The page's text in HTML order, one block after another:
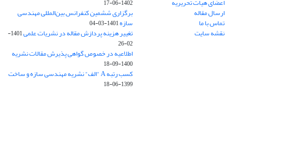
ارسال مقاله
تماس با ما
نقشه سایت
1402-06-17
برگزاری ششمین کنفرانس بین‌المللی مهندسی
سازه1401-03-04
تغییر هزینه پردازش مقاله در نشریات علمی
1401-
02-26
اطلاعیه در خصوص گواهی پذیرش مقالات نشریه
1400-09-18
کسب رتبه A "الف" نشریه مهندسی سازه و ساخت
1399-06-18